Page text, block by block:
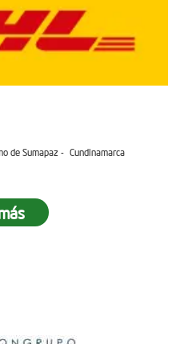
de Sumapaz - Cundinamarca